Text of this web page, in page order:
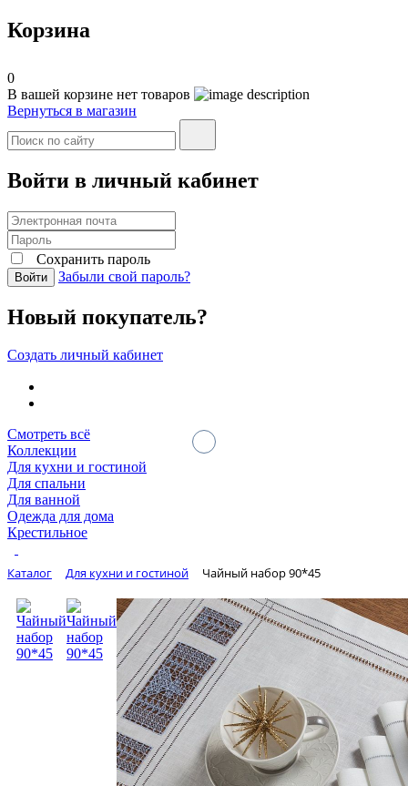
Корзина
0
В вашей корзине нет товаров
Вернуться в магазин
Войти в личный кабинет
Сохранить пароль
Войти Забыли свой пароль?
Новый покупатель?
Создать личный кабинет
Смотреть всё
Коллекции
Для кухни и гостиной
Для спальни
Для ванной
Одежда для дома
Крестильное
Каталог Для кухни и гостиной Чайный набор 90*45